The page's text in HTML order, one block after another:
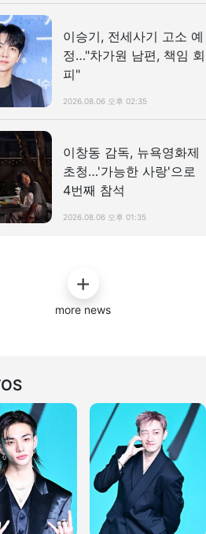
이승기, 전세사기 고소 예
정…"차가원 남편, 책임 회
피"
2026.08.06 오후 02:35
이창동 감독, 뉴욕영화제
초청…'가능한 사랑'으로
4번째 참석
2026.08.06 오후 01:35
more news